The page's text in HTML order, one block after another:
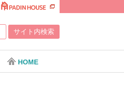
HOME